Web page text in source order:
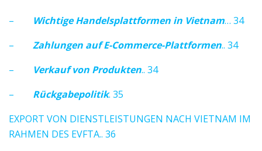
– Wichtige Handelsplattformen in Vietnam… 34
– Zahlungen auf E-Commerce-Plattformen.. 34
–
Verkauf von Produkten.. 34
– Rückgabepolitik. 35
EXPORT VON DIENSTLEISTUNGEN NACH VIETNAM IM
RAHMEN DES EVFTA.. 36